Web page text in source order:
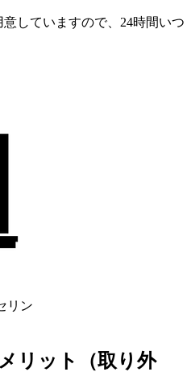
していますので、24時間いつ
リン
リット（取り外